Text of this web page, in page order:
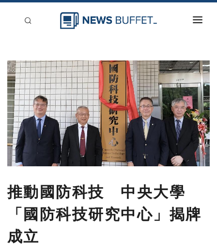
新聞稿分類
登入
刊登
推動國防科技 中央大學
「國防科技研究中心」揭牌
成立